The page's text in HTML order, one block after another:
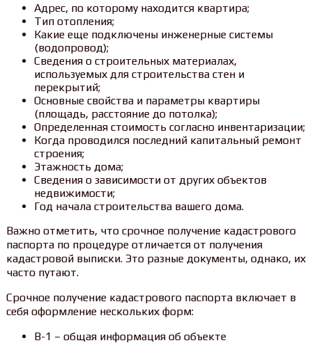
Адрес, по которому находится квартира;
Тип отопления;
Какие еще подключены инженерные системы
(водопровод);
Сведения о строительных материалах,
используемых для строительства стен и
перекрытий;
Основные свойства и параметры квартиры
(площадь, расстояние до потолка);
Определенная стоимость согласно инвентаризации;
Когда проводился последний капитальный ремонт
строения;
Этажность дома;
Сведения о зависимости от других объектов
недвижимости;
Год начала строительства вашего дома.
Важно отметить, что срочное получение кадастрового
паспорта по процедуре отличается от получения
кадастровой выписки. Это разные документы, однако, их
часто путают.
Срочное получение кадастрового паспорта включает в
себя оформление нескольких форм:
В-1 – общая информация об объекте